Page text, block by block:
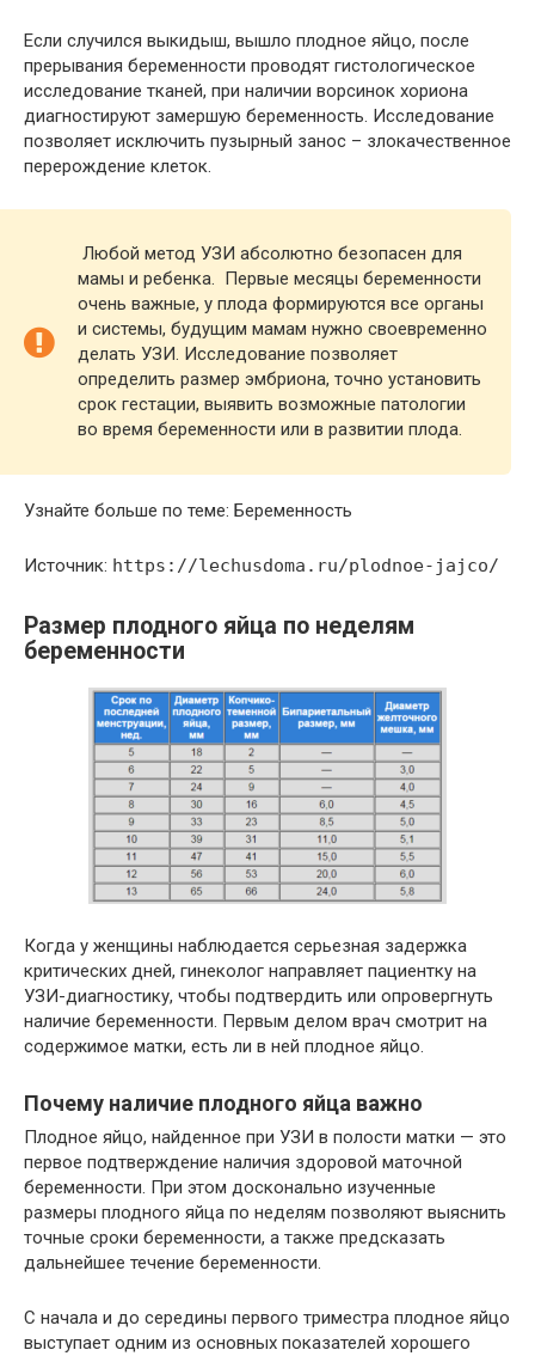
Если случился выкидыш, вышло плодное яйцо, после
прерывания беременности проводят гистологическое
исследование тканей, при наличии ворсинок хориона
диагностируют замершую беременность. Исследование
позволяет исключить пузырный занос – злокачественное
перерождение клеток.
Любой метод УЗИ абсолютно безопасен для
мамы и ребенка. Первые месяцы беременности
очень важные, у плода формируются все органы
и системы, будущим мамам нужно своевременно
делать УЗИ. Исследование позволяет
определить размер эмбриона, точно установить
срок гестации, выявить возможные патологии
во время беременности или в развитии плода.
Узнайте больше по теме: Беременность
Источник: https://lechusdoma.ru/plodnoe-jajco/
Размер плодного яйца по неделям
беременности
Когда у женщины наблюдается серьезная задержка
критических дней, гинеколог направляет пациентку на
УЗИ-диагностику, чтобы подтвердить или опровергнуть
наличие беременности. Первым делом врач смотрит на
содержимое матки, есть ли в ней плодное яйцо.
Почему наличие плодного яйца важно
Плодное яйцо, найденное при УЗИ в полости матки — это
первое подтверждение наличия здоровой маточной
беременности. При этом досконально изученные
размеры плодного яйца по неделям позволяют выяснить
точные сроки беременности, а также предсказать
дальнейшее течение беременности.
С начала и до середины первого триместра плодное яйцо
выступает одним из основных показателей хорошего